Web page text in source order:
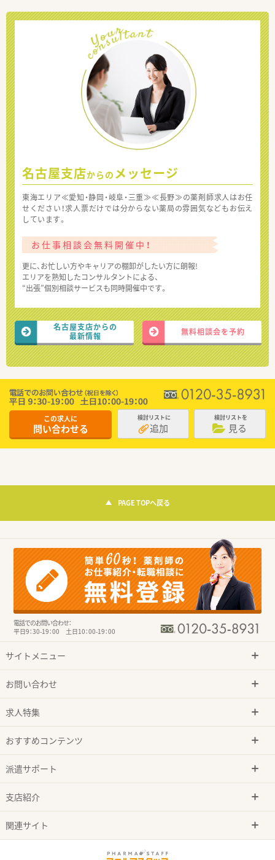
名古屋支店からの メッセージ
東海エリア≪愛知・静岡・岐阜・三重≫≪長野≫の薬剤師求人はお任
せください！求人票だけでは分からない薬局の雰囲気などもお伝え
しています。
お仕事相談会無料開催中！
更に、お忙しい方やキャリアの棚卸がしたい方に朗報!
エリアを熟知したコンサルタントによる、
“出張”個別相談サービスも同時開催中です。
名古屋支店からの
最新情報
無料相談会を予約
この求人に
問い合わせる
検討リストに
追加
検討リストを
見る
PAGE TOPへ戻る
電話でのお問い合わせ：
平日9：30-19：00 土日10：00-19：00
サイトメニュー
お問い合わせ
求人特集
おすすめコンテンツ
派遣サポート
支店紹介
関連サイト